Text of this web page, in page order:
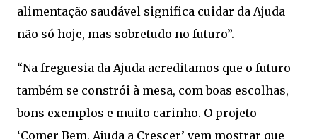
alimentação saudável significa cuidar da Ajuda
não só hoje, mas sobretudo no futuro”.
“Na freguesia da Ajuda acreditamos que o futuro
também se constrói à mesa, com boas escolhas,
bons exemplos e muito carinho. O projeto
‘Comer Bem, Ajuda a Crescer’ vem mostrar que